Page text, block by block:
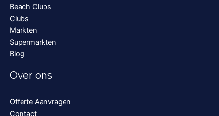
Beach Clubs
Clubs
Markten
Supermarkten
Blog
Over ons
Offerte Aanvragen
Contact